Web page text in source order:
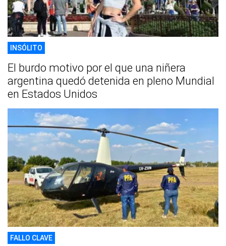
INSÓLITO
El burdo motivo por el que una niñera
argentina quedó detenida en pleno Mundial
en Estados Unidos
FALLO CLAVE